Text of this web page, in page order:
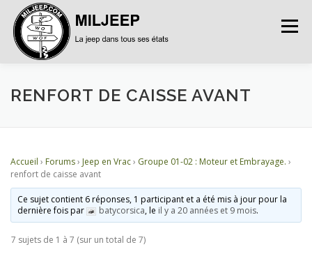
Menu
ACCUEIL ARTICLES PETITES ANNONCES
DOCUMENTATIONS FORUMS S’INSCRIRE
CONNEXION
RENFORT DE CAISSE AVANT
Accueil › Forums› Jeep en Vrac› Groupe 01-02 : Moteur et Embrayage. ›
renfort de caisse avant
Ce sujet contient 6 réponses, 1 participant et a été mis à jour pour la
dernière fois par
batycorsica, le il y a 20 années et 9 mois.
7 sujets de 1 à 7 (sur un total de 7)